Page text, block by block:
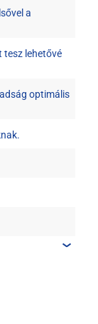
a
tesz lehetővé
optimális